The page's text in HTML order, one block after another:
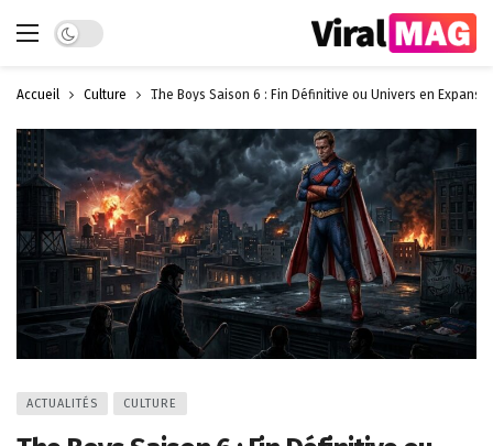
Dark mode
Accueil Culture The Boys Saison 6 : Fin Définitive ou Univers en
ACTUALITÉS CULTURE